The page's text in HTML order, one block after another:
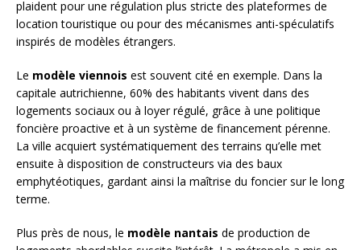
plaident pour une régulation plus stricte des plateformes de
location touristique ou pour des mécanismes anti-spéculatifs
inspirés de modèles étrangers.
Le modèle viennois est souvent cité en exemple. Dans la
capitale autrichienne, 60% des habitants vivent dans des
logements sociaux ou à loyer régulé, grâce à une politique
foncière proactive et à un système de financement pérenne.
La ville acquiert systématiquement des terrains qu’elle met
ensuite à disposition de constructeurs via des baux
emphytéotiques, gardant ainsi la maîtrise du foncier sur le long
terme.
Plus près de nous, le modèle nantais de production de